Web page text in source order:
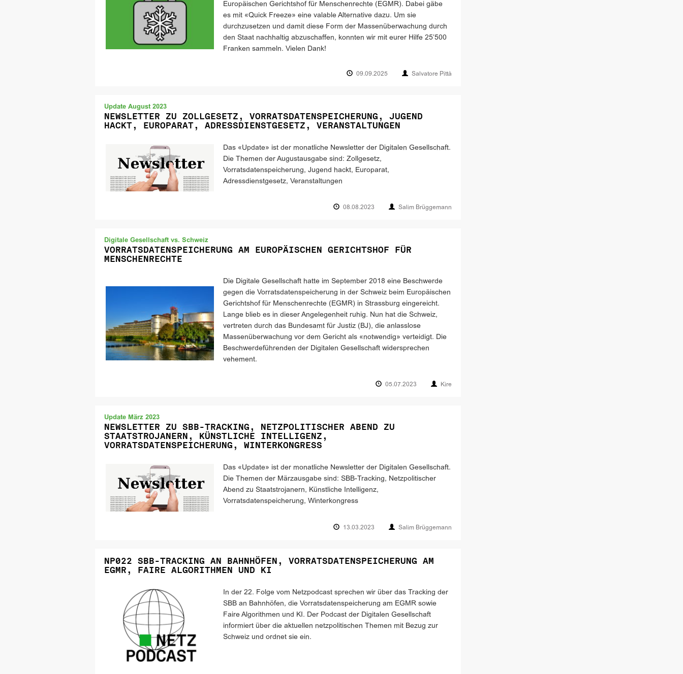
Europäischen Gerichtshof für Menschenrechte (EGMR). Dabei gäbe
es mit «Quick Freeze» eine valable Alternative dazu. Um sie
durchzusetzen und damit diese Form der Massenüberwachung durch
den Staat nachhaltig abzuschaffen, konnten wir mit eurer Hilfe 25’500
Franken sammeln. Vielen Dank!
09.09.2025 Salvatore Pittà
Update August 2023
NEWSLETTER ZU ZOLLGESETZ, VORRATSDATENSPEICHERUNG, JUGEND
HACKT, EUROPARAT, ADRESSDIENSTGESETZ, VERANSTALTUNGEN
Das «Update» ist der monatliche Newsletter der Digitalen Gesellschaft.
Die Themen der Augustausgabe sind: Zollgesetz,
Vorratsdatenspeicherung, Jugend hackt, Europarat,
Adressdienstgesetz, Veranstaltungen
08.08.2023 Salim Brüggemann
Digitale Gesellschaft vs. Schweiz
VORRATSDATENSPEICHERUNG AM EUROPÄISCHEN GERICHTSHOF FÜR
MENSCHENRECHTE
Die Digitale Gesellschaft hatte im September 2018 eine Beschwerde
gegen die Vorratsdatenspeicherung in der Schweiz beim Europäischen
Gerichtshof für Menschenrechte (EGMR) in Strassburg eingereicht.
Lange blieb es in dieser Angelegenheit ruhig. Nun hat die Schweiz,
vertreten durch das Bundesamt für Justiz (BJ), die anlasslose
Massenüberwachung vor dem Gericht als «notwendig» verteidigt. Die
Beschwerdeführenden der Digitalen Gesellschaft widersprechen
vehement.
05.07.2023 Kire
Update März 2023
NEWSLETTER ZU SBB-TRACKING, NETZPOLITISCHER ABEND ZU
STAATSTROJANERN, KÜNSTLICHE INTELLIGENZ,
VORRATSDATENSPEICHERUNG, WINTERKONGRESS
Das «Update» ist der monatliche Newsletter der Digitalen Gesellschaft.
Die Themen der Märzausgabe sind: SBB-Tracking, Netzpolitischer
Abend zu Staatstrojanern, Künstliche Intelligenz,
Vorratsdatenspeicherung, Winterkongress
13.03.2023 Salim Brüggemann
NP022 SBB-TRACKING AN BAHNHÖFEN, VORRATSDATENSPEICHERUNG AM
EGMR, FAIRE ALGORITHMEN UND KI
In der 22. Folge vom Netzpodcast sprechen wir über das Tracking der
SBB an Bahnhöfen, die Vorratsdatenspeicherung am EGMR sowie
Faire Algorithmen und KI. Der Podcast der Digitalen Gesellschaft
informiert über die aktuellen netzpolitischen Themen mit Bezug zur
Schweiz und ordnet sie ein.